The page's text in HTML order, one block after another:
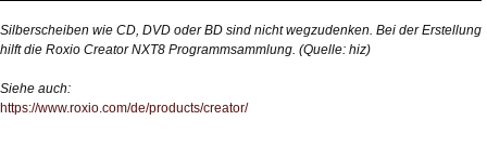
Silberscheiben wie CD, DVD oder BD sind nicht wegzudenken. Bei der Erstellung
hilft die Roxio Creator NXT8 Programmsammlung. (Quelle: hiz)
Siehe auch:
https://www.roxio.com/de/products/creator/